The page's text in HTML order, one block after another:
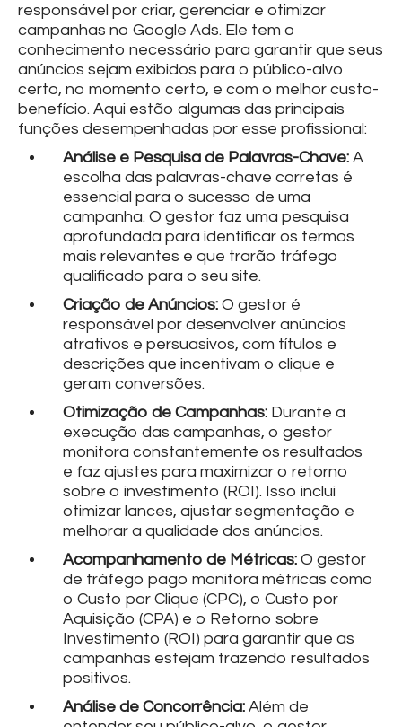
responsável por criar, gerenciar e otimizar
campanhas no Google Ads. Ele tem o
conhecimento necessário para garantir que seus
anúncios sejam exibidos para o público-alvo
certo, no momento certo, e com o melhor custo-
benefício. Aqui estão algumas das principais
funções desempenhadas por esse profissional:
Análise e Pesquisa de Palavras-Chave: A
escolha das palavras-chave corretas é
essencial para o sucesso de uma
campanha. O gestor faz uma pesquisa
aprofundada para identificar os termos
mais relevantes e que trarão tráfego
qualificado para o seu site.
Criação de Anúncios: O gestor é
responsável por desenvolver anúncios
atrativos e persuasivos, com títulos e
descrições que incentivam o clique e
geram conversões.
Otimização de Campanhas: Durante a
execução das campanhas, o gestor
monitora constantemente os resultados
e faz ajustes para maximizar o retorno
sobre o investimento (ROI). Isso inclui
otimizar lances, ajustar segmentação e
melhorar a qualidade dos anúncios.
Acompanhamento de Métricas: O gestor
de tráfego pago monitora métricas como
o Custo por Clique (CPC), o Custo por
Aquisição (CPA) e o Retorno sobre
Investimento (ROI) para garantir que as
campanhas estejam trazendo resultados
positivos.
Análise de Concorrência: Além de